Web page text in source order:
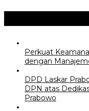
Perkuat
dengan
DPD Laskar
DPN atas
Prabowo